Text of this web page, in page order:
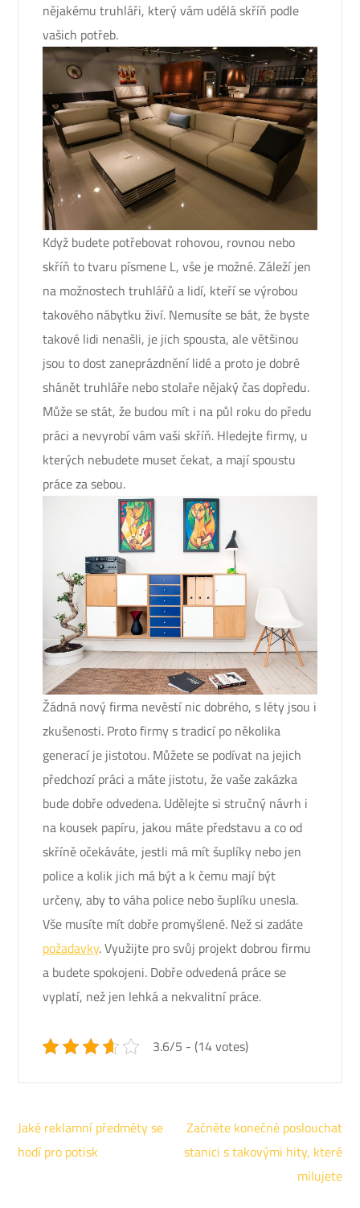
nějakému truhláři, který vám udělá skříň podle
vašich potřeb.
Když budete potřebovat rohovou, rovnou nebo
skříň to tvaru písmene L, vše je možné. Záleží jen
na možnostech truhlářů a lidí, kteří se výrobou
takového nábytku živí. Nemusíte se bát, že byste
takové lidi nenašli, je jich spousta, ale většinou
jsou to dost zaneprázdnění lidé a proto je dobré
shánět truhláře nebo stolaře nějaký čas dopředu.
Může se stát, že budou mít i na půl roku do předu
práci a nevyrobí vám vaši skříň. Hledejte firmy, u
kterých nebudete muset čekat, a mají spoustu
práce za sebou.
Žádná nový firma nevěstí nic dobrého, s léty jsou i
zkušenosti. Proto firmy s tradicí po několika
generací je jistotou. Můžete se podívat na jejich
předchozí práci a máte jistotu, že vaše zakázka
bude dobře odvedena. Udělejte si stručný návrh i
na kousek papíru, jakou máte představu a co od
skříně očekáváte, jestli má mít šuplíky nebo jen
police a kolik jich má být a k čemu mají být
určeny, aby to váha police nebo šuplíku unesla.
Vše musíte mít dobře promyšlené. Než si zadáte
požadavky. Využijte pro svůj projekt dobrou firmu
a budete spokojeni. Dobře odvedená práce se
vyplatí, než jen lehká a nekvalitní práce.
3.6/5 - (14 votes)
Navigace
pro
Jaké reklamní předměty se
hodí pro potisk
Začněte konečně poslouchat
stanici s takovými hity, které
milujete